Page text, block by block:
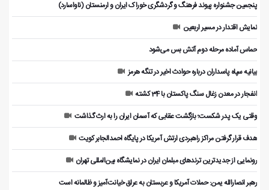
پنجمین جشنواره پیوند فرهنگ و گردشگر‌ی خوراک ایران و ارمنستان (ناواسارد)
نمایش اقتدار در مسیر اربعین
حماس آماده مرحله دوم آتش بس می‌شود
بیانیه سپاه پاسداران درباره حوادث اخیر در تنگه هرمز
انفجار در معدن زغال سنگ پاکستان با 34 کشته
وقتی یک پدر شکست؛ بازگشت عقابی که آسمان ایران را به ارث گذاشت
هدف قرار گرفتن مراکز راهبردی ارتش آمریکا در پایگاه احمدالجابر کویت
رونمایی از جدیدترین ترندهای مبلمان ایران در نمایشگاه بین‌المللی تهران
رهبر انصارالله یمن: حملات آمریکا و عربستان به عراق خیانت‌آمیز و ظالمانه است